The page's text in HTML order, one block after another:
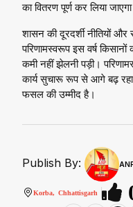
का वितरण पूर्ण कर लिया
शासन की दूरदर्शी नीतियों
परिणामस्वरूप इस वर्ष
कमी नहीं झेलनी पड़ी।
कार्य सुचारू रूप से आगे बढ़
फसल की उम्मीद है।
Publish By:
Korba, Chhattisgarh